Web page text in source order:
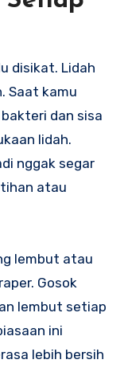
disikat. Lidah
Saat kamu
dan sisa
lidah.
nggak segar
atau
lembut atau
Gosok
lembut setiap
ini
lebih bersih